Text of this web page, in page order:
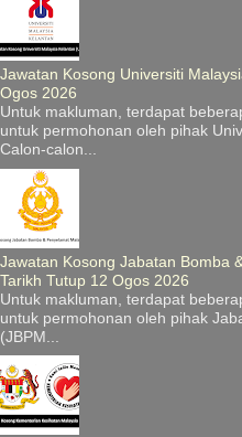
Jawatan Kosong Universiti
Ogos 2026
Untuk makluman, terdapat
untuk permohonan oleh pihak
Calon-calon...
Jawatan Kosong Jabatan Bomba
Tarikh Tutup 12 Ogos 2026
Untuk makluman, terdapat
untuk permohonan oleh pihak
(JBPM...